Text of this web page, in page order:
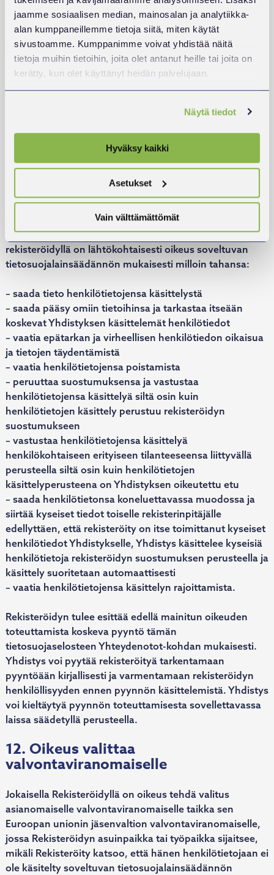
jaamme sosiaalisen median, mainosalan ja analytiikka-
alan kumppaneillemme tietoja siitä, miten käytät
sivustoamme. Kumppanimme voivat yhdistää näitä
tietoja muihin tietoihin, joita olet antanut heille tai joita on
kerätty, kun olet käyttänyt heidän palvelujaan.
Näytä tiedot
Hyväksy kaikki
Asetukset
Vain välttämättömät
tätä kauemmin, jos sovellettava lainsäädäntö tai
Yhdistyksen sopimusvelvoitteet kolmansia kohtaan
edellyttävät pidempää säilytysaikaa.
10. Profilointi
11. Rekisteröidyn oikeudet
Rekisteröidyllä on oikeus koska tahansa vastustaa
suoramarkkinointitarkoituksiin. Rekisteröity voi antaa
Yhdistykselle kanavakohtaisia suoramarkkinointia
koskevia suostumuksia ja kieltoja (esimerkiksi kieltää
sähköpostitse lähetettävät markkinointiviestit). Lisäksi
rekisteröidyllä on lähtökohtaisesti oikeus soveltuvan
tietosuojalainsäädännön mukaisesti milloin tahansa:
– saada tieto henkilötietojensa käsittelystä
– saada pääsy omiin tietoihinsa ja tarkastaa itseään
koskevat Yhdistyksen käsittelemät henkilötiedot
– vaatia epätarkan ja virheellisen henkilötiedon oikaisua
ja tietojen täydentämistä
– vaatia henkilötietojensa poistamista
– peruuttaa suostumuksensa ja vastustaa
henkilötietojensa käsittelyä siltä osin kuin
henkilötietojen käsittely perustuu rekisteröidyn
suostumukseen
– vastustaa henkilötietojensa käsittelyä
henkilökohtaiseen erityiseen tilanteeseensa liittyvällä
perusteella siltä osin kuin henkilötietojen
käsittelyperusteena on Yhdistyksen oikeutettu etu
– saada henkilötietonsa koneluettavassa muodossa ja
siirtää kyseiset tiedot toiselle rekisterinpitäjälle
edellyttäen, että rekisteröity on itse toimittanut kyseiset
henkilötiedot Yhdistykselle, Yhdistys käsittelee kyseisiä
henkilötietoja rekisteröidyn suostumuksen perusteella ja
käsittely suoritetaan automaattisesti
– vaatia henkilötietojensa käsittelyn rajoittamista.
Rekisteröidyn tulee esittää edellä mainitun oikeuden
toteuttamista koskeva pyyntö tämän
tietosuojaselosteen Yhteydenotot-kohdan mukaisesti.
Yhdistys voi pyytää rekisteröityä tarkentamaan
pyyntöään kirjallisesti ja varmentamaan rekisteröidyn
henkilöllisyyden ennen pyynnön käsittelemistä. Yhdistys
voi kieltäytyä pyynnön toteuttamisesta sovellettavassa
laissa säädetyllä perusteella.
12. Oikeus valittaa
valvontaviranomaiselle
Jokaisella Rekisteröidyllä on oikeus tehdä valitus
asianomaiselle valvontaviranomaiselle taikka sen
Euroopan unionin jäsenvaltion valvontaviranomaiselle,
jossa Rekisteröidyn asuinpaikka tai työpaikka sijaitsee,
mikäli Rekisteröity katsoo, että hänen henkilötietojaan ei
ole käsitelty soveltuvan tietosuojalainsäädännön